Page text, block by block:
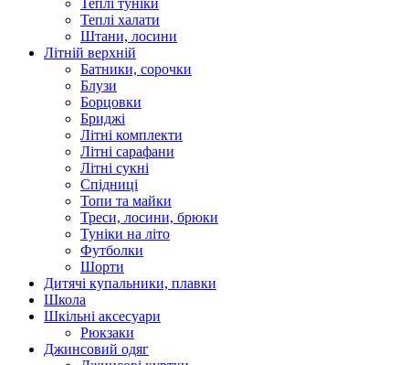
Теплі халати
Штани, лосини
Літній верхній
Батники, сорочки
Блузи
Борцовки
Бриджі
Літні комплекти
Літні сарафани
Літні сукні
Спідниці
Топи та майки
Треси, лосини, брюки
Туніки на літо
Футболки
Шорти
Дитячі купальники, плавки
Школа
Шкільні аксесуари
Рюкзаки
Джинсовий одяг